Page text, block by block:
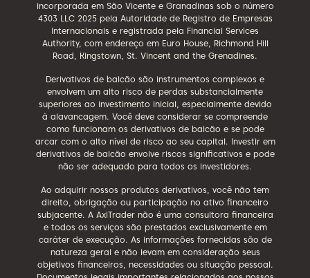
incorporada em São Vicente e Granadinas sob o número
4303 LLC 2025 pela Autoridade de Registro de Empresas
Internacionais e registrada pela Financial Services
Authority, com endereço em Euro House, Richmond Hill
Road, Kingstown, St. Vincent and the Grenadines.
Derivativos de balcão são instrumentos complexos e
envolvem um alto risco de perdas substancialmente
superiores ao investimento inicial, especialmente devido
à alavancagem. Você deve considerar se compreende
como funcionam os derivativos de balcão e se pode
arcar com o alto nível de risco ao seu capital. Investir em
derivativos de balcão envolve riscos significativos e pode
não ser adequado para todos os investidores.
Ao adquirir nossos produtos derivativos, você não tem
direito, obrigação ou participação no ativo financeiro
subjacente. A AxiTrader não é uma consultora financeira
e todos os serviços são prestados exclusivamente em
caráter de execução. As informações fornecidas são de
natureza geral e não levam em consideração seus
objetivos financeiros, necessidades ou situação pessoal.